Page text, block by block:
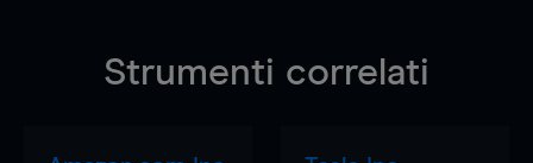
Strumenti correlati